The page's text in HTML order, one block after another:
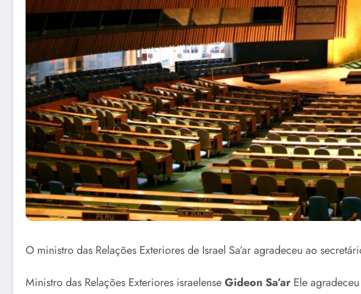
O ministro das Relações Exteriores de Israel Sa’ar agradeceu ao
Ministro das Relações Exteriores israelenseGideon Sa’ar Ele